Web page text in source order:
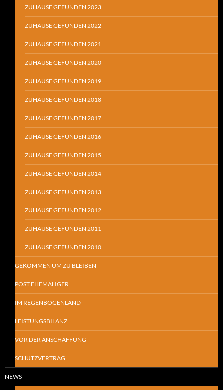
ZUHAUSE GEFUNDEN 2023
ZUHAUSE GEFUNDEN 2022
ZUHAUSE GEFUNDEN 2021
ZUHAUSE GEFUNDEN 2020
ZUHAUSE GEFUNDEN 2019
ZUHAUSE GEFUNDEN 2018
ZUHAUSE GEFUNDEN 2017
ZUHAUSE GEFUNDEN 2016
ZUHAUSE GEFUNDEN 2015
ZUHAUSE GEFUNDEN 2014
ZUHAUSE GEFUNDEN 2013
ZUHAUSE GEFUNDEN 2012
ZUHAUSE GEFUNDEN 2011
ZUHAUSE GEFUNDEN 2010
GEKOMMEN UM ZU BLEIBEN
POST EHEMALIGER
IM REGENBOGENLAND
LEISTUNGSBILANZ
VOR DER ANSCHAFFUNG
SCHUTZVERTRAG
NEWS